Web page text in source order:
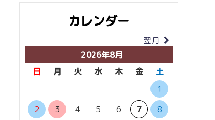
カレンダー
翌月
2026年8月
日
月 火 水 木 金
土
1
2
3 4 5 6 7
8